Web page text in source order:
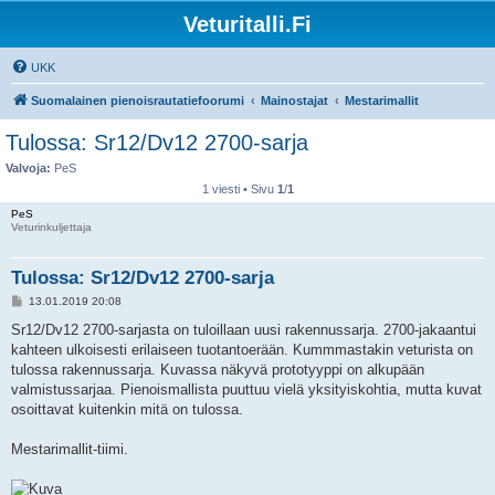
Veturitalli.Fi
UKK
Suomalainen pienoisrautatiefoorumi Mainostajat Mestarimallit
Tulossa: Sr12/Dv12 2700-sarja
Valvoja: PeS
1 viesti • Sivu 1/1
PeS
Veturinkuljettaja
Tulossa: Sr12/Dv12 2700-sarja
V
e
t
i
13.01.2019 20:08
Sr12/Dv12 2700-sarjasta on tuloillaan uusi rakennussarja. 2700-jakaantui
kahteen ulkoisesti erilaiseen tuotantoerään. Kummmastakin veturista on
tulossa rakennussarja. Kuvassa näkyvä prototyyppi on alkupään
valmistussarjaa. Pienoismallista puuttuu vielä yksityiskohtia, mutta kuvat
osoittavat kuitenkin mitä on tulossa.
Mestarimallit-tiimi.